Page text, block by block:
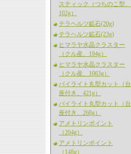
スティック（つちのこ型、
102g）
テラヘルツ鉱石(20g)
テラヘルツ鉱石(23g)
ヒマラヤ水晶クラスター
（クル産、194g）
ヒマラヤ水晶クラスター
（クル産、1063g）
パイライト丸型カット（台
座付き、421g）
パイライト丸型カット（台
座付き、268g）
アメトリンポイント
（204g）
アメトリンポイント
（148g）